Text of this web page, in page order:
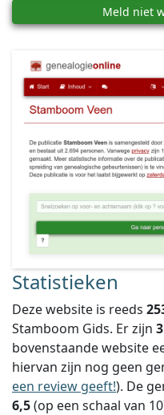
Meld niet
Statistieken
Deze website is reeds
Stamboom Gids. Er zijn
bovenstaande website
hiervan zijn nog geen
een review geeft!). De
6,5(op een schaal van 10